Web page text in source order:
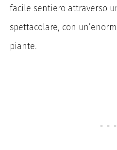
facile sentiero attraverso
spettacolare, con
piante.